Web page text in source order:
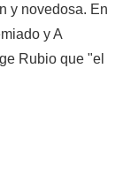
y novedosa. En
y A
Rubio que "el